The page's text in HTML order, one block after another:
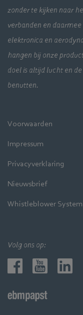
zonder te kijken naar
verbanden en
elektronica en
hangen bij onze
doel is altijd lucht en
benutten.
Voorwaarden
Impressum
Privacyverklaring
Nieuwsbrief
Whistleblower System
Volg ons op: